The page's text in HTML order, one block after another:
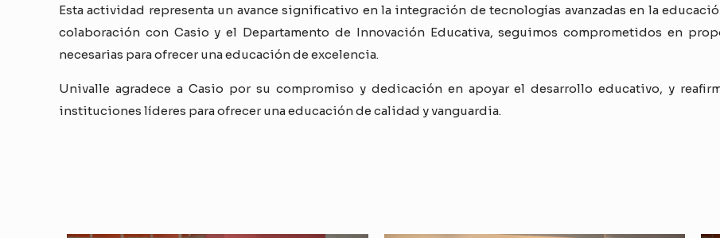
Esta actividad representa un avance significativo en la integración de tecnologías avanzadas en la
colaboración con Casio y el Departamento de Innovación Educativa, seguimos comprometidos en
necesarias para ofrecer una educación de excelencia.
Univalle agradece a Casio por su compromiso y dedicación en apoyar el desarrollo educativo, y
instituciones líderes para ofrecer una educación de calidad y vanguardia.